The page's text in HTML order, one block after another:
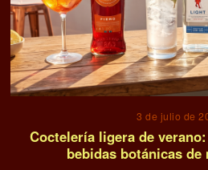
3 de julio de
Coctelería ligera de
bebidas botánicas de